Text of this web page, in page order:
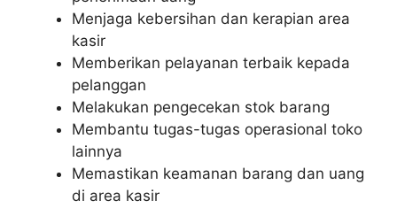
Menjaga kebersihan dan kerapian area
kasir
Memberikan pelayanan terbaik kepada
pelanggan
Melakukan pengecekan stok barang
Membantu tugas-tugas operasional toko
lainnya
Memastikan keamanan barang dan uang
di area kasir